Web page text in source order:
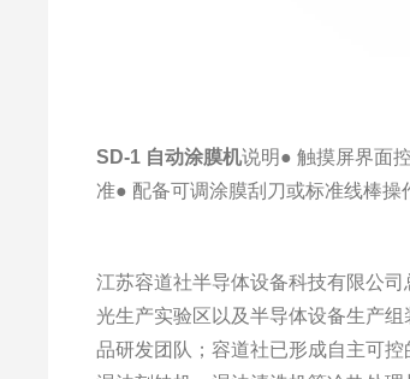
SD-1 自动涂膜机说明● 触摸屏界面
准● 配备可调涂膜刮刀或标准线棒操
江苏容道社半导体设备科技有限公
光生产实验区以及半导体设备生产
品研发团队；容道社已形成自主可